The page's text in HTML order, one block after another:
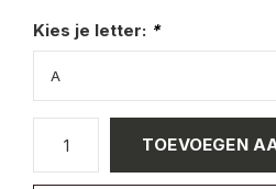
Kies je letter: *
TOEVOEGEN